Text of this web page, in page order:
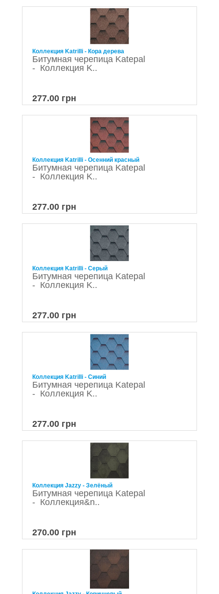
Коллекция Katrilli - Кора дерева
Битумная черепица Katepal
- Коллекция K..
277.00 грн
Коллекция Katrilli - Осенний красный
Битумная черепица Katepal
- Коллекция K..
277.00 грн
Коллекция Katrilli - Серый
Битумная черепица Katepal
- Коллекция K..
277.00 грн
Коллекция Katrilli - Синий
Битумная черепица Katepal
- Коллекция K..
277.00 грн
Коллекция Jazzy - Зелёный
Битумная черепица Katepal
- Коллекция&n..
270.00 грн